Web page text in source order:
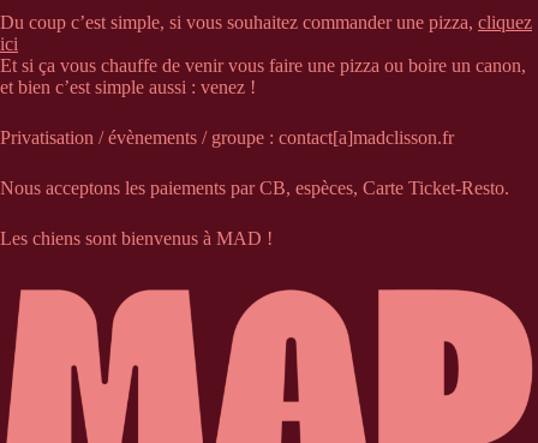
Du coup c’est simple, si vous souhaitez commander une pizza, cliquez
ici
Et si ça vous chauffe de venir vous faire une pizza ou boire un canon,
et bien c’est simple aussi : venez !
Privatisation / évènements / groupe : contact[a]madclisson.fr
Nous acceptons les paiements par CB, espèces, Carte Ticket-Resto.
Les chiens sont bienvenus à MAD !